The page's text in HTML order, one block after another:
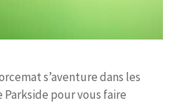
s’aventure dans les
pour vous faire